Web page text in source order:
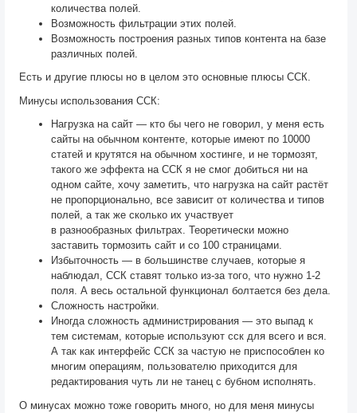
количества полей.
Возможность фильтрации этих полей.
Возможность построения разных типов контента на базе
различных полей.
Есть и другие плюсы но в целом это основные плюсы ССК.
Минусы использования ССК:
Нагрузка на сайт — кто бы чего не говорил, у меня есть
сайты на обычном контенте, которые имеют по 10000
статей и крутятся на обычном хостинге, и не тормозят,
такого же эффекта на ССК я не смог добиться ни на
одном сайте, хочу заметить, что нагрузка на сайт растёт
не пропорционально, все зависит от количества и типов
полей, а так же сколько их участвует
в разнообразных фильтрах. Теоретически можно
заставить тормозить сайт и со 100 страницами.
Избыточность — в большинстве случаев, которые я
наблюдал, ССК ставят только из-за того, что нужно 1-2
поля. А весь остальной функционал болтается без дела.
Сложность настройки.
Иногда сложность администрирования — это выпад к
тем системам, которые используют сск для всего и вся.
А так как интерфейс ССК за частую не приспособлен ко
многим операциям, пользователю приходится для
редактирования чуть ли не танец с бубном исполнять.
О минусах можно тоже говорить много, но для меня минусы